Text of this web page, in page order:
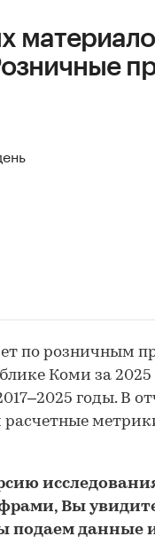
по розничным
Коми за
годы. В
Вы
подаем данные